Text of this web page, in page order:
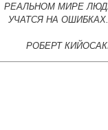
РЕАЛЬНОМ МИРЕ
УЧАТСЯ НА
РОБЕРТ